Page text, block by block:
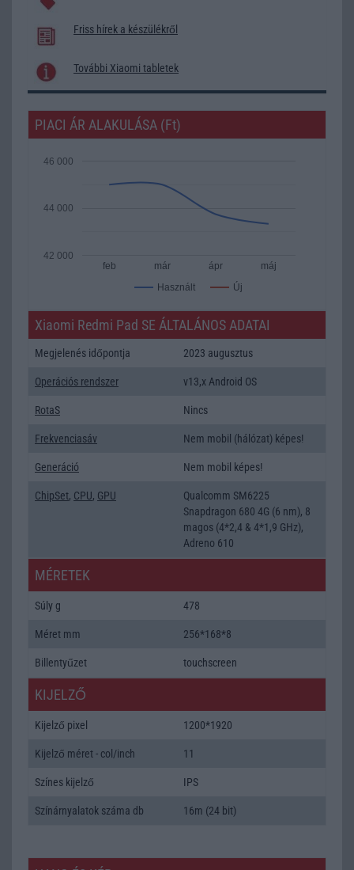
Friss hírek a készülékről
További Xiaomi tabletek
PIACI ÁR ALAKULÁSA (Ft)
Használt Új
feb már ápr máj
42 000
44 000
46 000
Xiaomi Redmi Pad SE ÁLTALÁNOS ADATAI
Megjelenés időpontja 2023 augusztus
Operációs rendszer v13,x Android OS
RotaS Nincs
Frekvenciasáv Nem mobil (hálózat) képes!
Generáció Nem mobil képes!
ChipSet, CPU, GPU
Qualcomm SM6225
Snapdragon 680 4G (6 nm), 8
magos (4*2,4 & 4*1,9 GHz),
Adreno 610
MÉRETEK
Súly g 478
Méret mm 256*168*8
Billentyűzet touchscreen
KIJELZŐ
Kijelző pixel 1200*1920
Kijelző méret - col/inch 11
Színes kijelző IPS
Színárnyalatok száma db 16m (24 bit)